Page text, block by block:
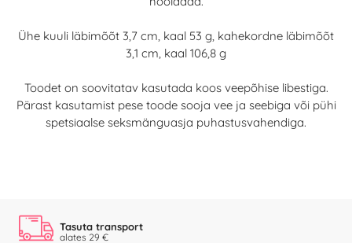
Ühe kuuli läbimõõt 3,7 cm, kaal 53 g, kahekordne läbimõõt
3,1 cm, kaal 106,8 g
Toodet on soovitatav kasutada koos veepõhise libestiga.
Pärast kasutamist pese toode sooja vee ja seebiga või pühi
spetsiaalse seksmänguasja puhastusvahendiga.
Tasuta transport
alates 29 €